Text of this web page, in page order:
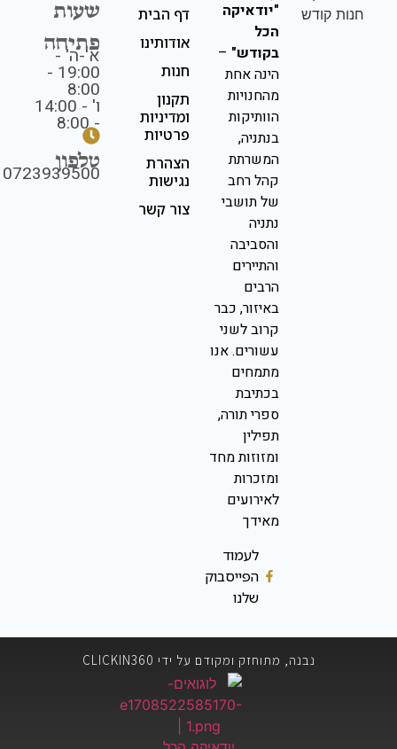
"יודאיקה
הכל
בקודש" –
הינה אחת
מהחנויות
הוותיקות
בנתניה,
המשרתת
קהל רחב
של תושבי
נתניה
והסביבה
והתיירים
הרבים
באיזור, כבר
קרוב לשני
עשורים. אנו
מתמחים
בכתיבת
ספרי תורה,
תפילין
ומזוזות מחד
ומזכרות
לאירועים
מאידך
לעמוד
הפייסבוק
שלנו
דף הבית
אודותינו
חנות
תקנון
ומדיניות
פרטיות
הצהרת
נגישות
צור קשר
שעות
פתיחה
א'-ה' -
19:00 -
8:00
ו' - 14:00
- 8:00
טלפון
0723939500
נבנה, מתוחזק ומקודם על ידי CLICKIN360